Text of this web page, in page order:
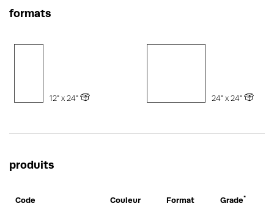
formats
12" x 24" 24" x 24"
produits
Code Couleur Format Grade*